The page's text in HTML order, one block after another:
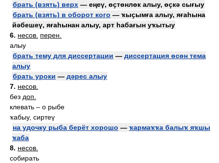
брать (взять) верх — еңеү, өҫтөнлөк алыу, өҫкә сығыу
брать (взять) в оборот кого — ҡыҫымға алыу, яғаһына
йәбешеү, яғаһынан алыу, арт һабағын уҡытыу
6. несов. перен.
алыу
брать тему для диссертации — диссертация өсөн тема
алыу
брать уроки — дәрес алыу
7. несов.
без доп.
клевать – о рыбе
ҡабыу, сиртеү
на удочку рыба берёт хорошо — ҡармаҡҡа балыҡ яҡшы
ҡаба
8. несов.
собирать